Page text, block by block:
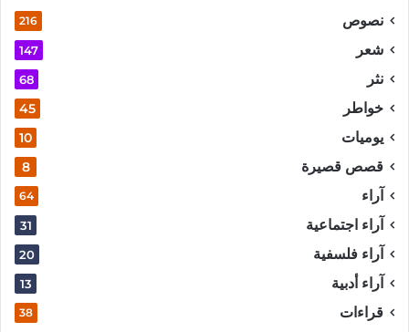
نصوص 216
شعر 147
نثر 68
خواطر 45
يوميات 10
قصص قصيرة 8
آراء 64
آراء اجتماعية 31
آراء فلسفية 20
آراء أدبية 13
قراءات 38